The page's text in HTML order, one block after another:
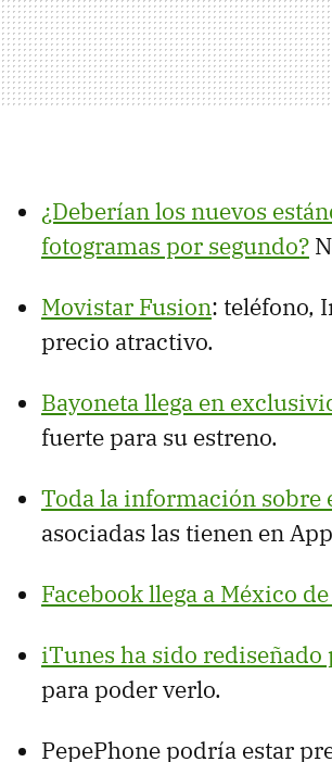
¿Deberían los nuevos
fotogramas por segundo?
Movistar Fusion: teléfono,
precio atractivo.
Bayoneta llega en
fuerte para su estreno.
Toda la información sobre
asociadas las tienen en
Facebook llega a México
iTunes ha sido rediseñado
para poder verlo.
PepePhone podría estar